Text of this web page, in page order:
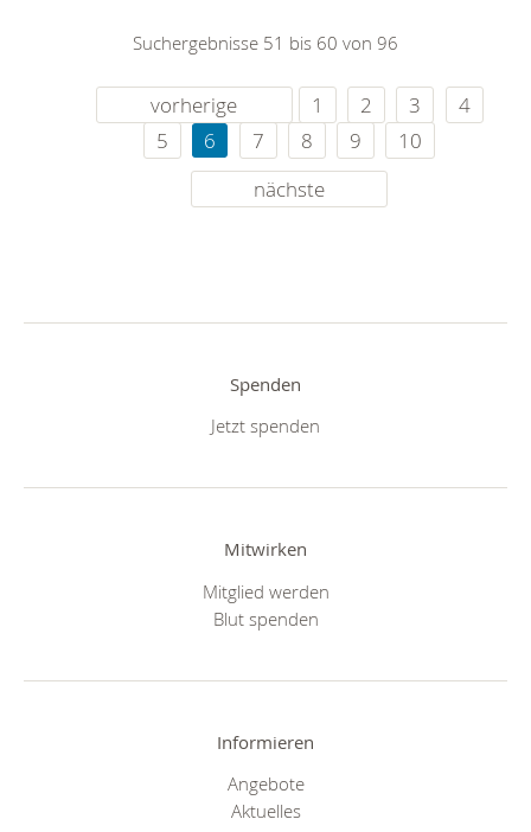
Suchergebnisse 51 bis 60 von 96
vorherige 1 2 3
4
5
6 7 8 9
10
nächste
Spenden
Jetzt spenden
Mitwirken
Mitglied werden
Blut spenden
Informieren
Angebote
Aktuelles